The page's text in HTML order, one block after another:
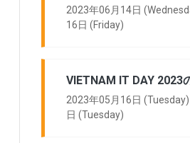
2023年06月14日
16日 (Friday)
VIETNAM IT DAY 2023
2023年05月16日
日 (Tuesday)